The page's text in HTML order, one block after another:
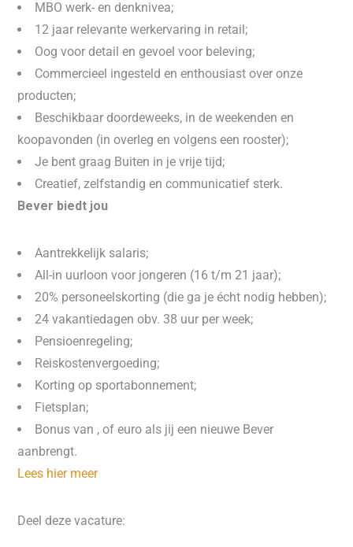
MBO werk- en denknivea;
12 jaar relevante werkervaring in retail;
Oog voor detail en gevoel voor beleving;
Commercieel ingesteld en enthousiast over onze
producten;
Beschikbaar doordeweeks, in de weekenden en
koopavonden (in overleg en volgens een rooster);
Je bent graag Buiten in je vrije tijd;
Creatief, zelfstandig en communicatief sterk.
Bever biedt jou
Aantrekkelijk salaris;
All-in uurloon voor jongeren (16 t/m 21 jaar);
20% personeelskorting (die ga je écht nodig hebben);
24 vakantiedagen obv. 38 uur per week;
Pensioenregeling;
Reiskostenvergoeding;
Korting op sportabonnement;
Fietsplan;
Bonus van , of euro als jij een nieuwe Bever
aanbrengt.
Lees hier meer
Deel deze vacature: